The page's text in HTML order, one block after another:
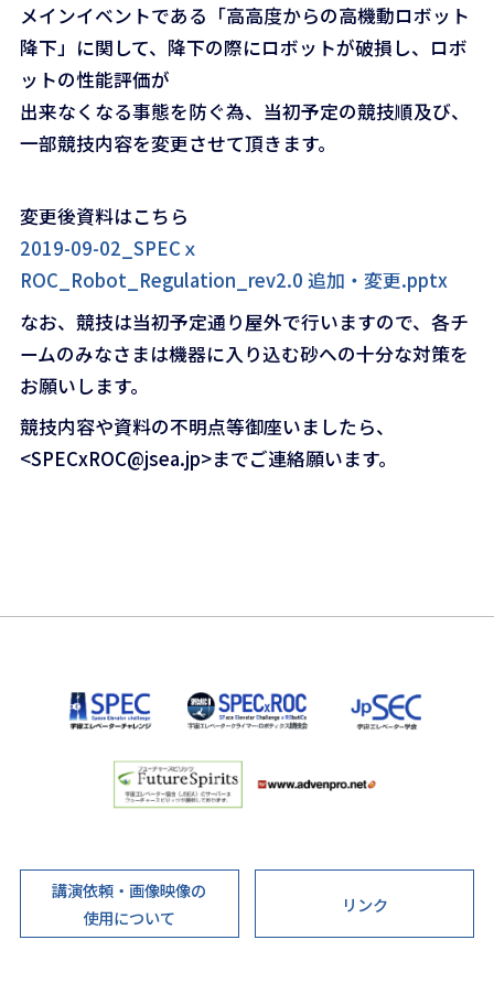
メインイベントである「高高度からの高機動ロボット
降下」に関して、降下の際にロボットが破損し、ロボ
ットの性能評価が
出来なくなる事態を防ぐ為、当初予定の競技順及び、
一部競技内容を変更させて頂きます。
変更後資料はこちら
2019-09-02_SPECｘ
ROC_Robot_Regulation_rev2.0 追加・変更.pptx
なお、競技は当初予定通り屋外で行いますので、各チ
ームのみなさまは機器に入り込む砂への十分な対策を
お願いします。
競技内容や資料の不明点等御座いましたら、
<SPECxROC@jsea.jp>までご連絡願います。
講演依頼・画像映像の
使用について
リンク